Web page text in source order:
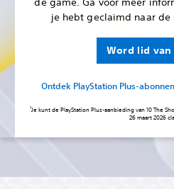
je hebt geclaimd naar
Word lid van
Ontdek PlayStation Plus-
Je kunt de PlayStation Plus-aanbieding van 10 The
26 maart 2026